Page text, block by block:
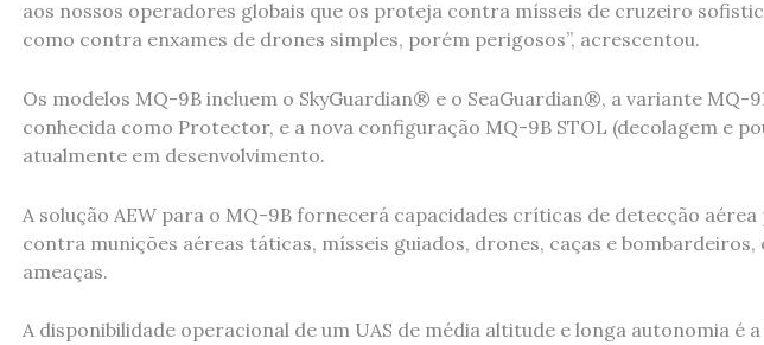
aos nossos operadores globais que os proteja contra mísseis de cruzeiro
como contra enxames de drones simples, porém perigosos”, acrescentou.
Os modelos MQ-9B incluem o SkyGuardian® e o SeaGuardian®, a variante MQ-
conhecida como Protector, e a nova configuração MQ-9B STOL (decolagem e
atualmente em desenvolvimento.
A solução AEW para o MQ-9B fornecerá capacidades críticas de detecção aérea
contra munições aéreas táticas, mísseis guiados, drones, caças e
ameaças.
A disponibilidade operacional de um UAS de média altitude e longa autonomia é